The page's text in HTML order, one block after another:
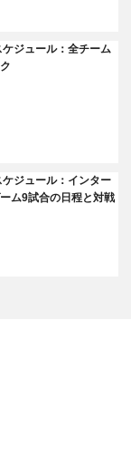
ジュール：全チーム
ジュール：インター
ム9試合の日程と対戦